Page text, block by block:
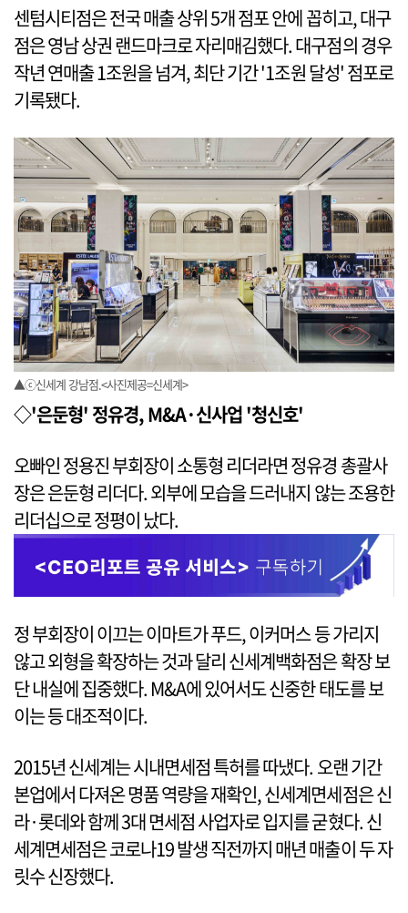
센텀시티점은 전국 매출 상위 5개 점포 안에 꼽히고, 대구
점은 영남 상권 랜드마크로 자리매김했다. 대구점의 경우
작년 연매출 1조원을 넘겨, 최단 기간 '1조원 달성' 점포로
기록됐다.
▲ⓒ신세계 강남점.<사진제공=신세계>
◇'은둔형' 정유경, M&A·신사업 '청신호'
오빠인 정용진 부회장이 소통형 리더라면 정유경 총괄사
장은 은둔형 리더다. 외부에 모습을 드러내지 않는 조용한
리더십으로 정평이 났다.
정 부회장이 이끄는 이마트가 푸드, 이커머스 등 가리지
않고 외형을 확장하는 것과 달리 신세계백화점은 확장 보
단 내실에 집중했다. M&A에 있어서도 신중한 태도를 보
이는 등 대조적이다.
2015년 신세계는 시내면세점 특허를 따냈다. 오랜 기간
본업에서 다져온 명품 역량을 재확인, 신세계면세점은 신
라·롯데와 함께 3대 면세점 사업자로 입지를 굳혔다. 신
세계면세점은 코로나19 발생 직전까지 매년 매출이 두 자
릿수 신장했다.